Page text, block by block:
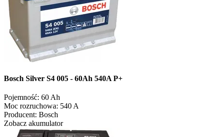
Bosch Silver S4 005 - 60Ah 540A P+
Pojemność: 60 Ah
Moc rozruchowa: 540 A
Producent: Bosch
Zobacz akumulator